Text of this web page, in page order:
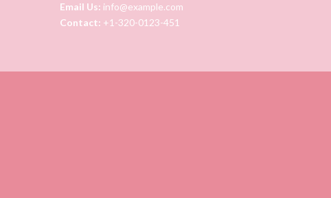
Email Us: info@example.com
Contact: +1-320-0123-451